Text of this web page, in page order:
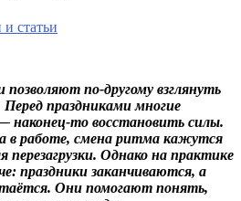
статьи
по-другому взглянуть
праздниками многие
наконец-то восстановить силы.
в работе, смена ритма кажутся
Однако на практике
праздники заканчиваются, а
Они помогают понять,